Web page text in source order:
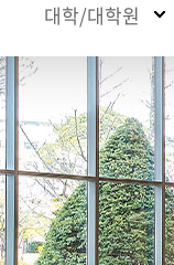
대학/대학원